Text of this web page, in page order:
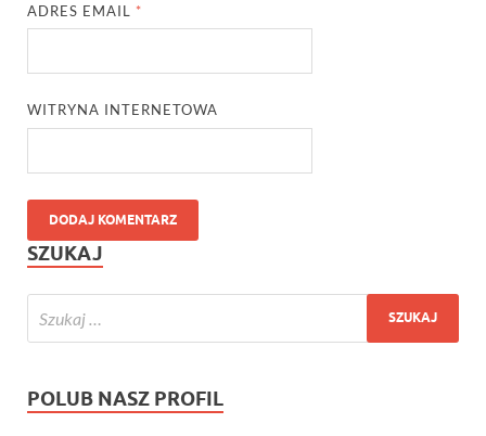
ADRES EMAIL *
WITRYNA INTERNETOWA
SZUKAJ
POLUB NASZ PROFIL